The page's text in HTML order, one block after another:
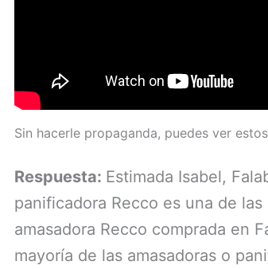
Sin hacerle propaganda, puedes ver
Respuesta: Estimada Isabel,
panificadora Recco es una de
amasadora Recco comprada en
mayoría de las amasadoras o